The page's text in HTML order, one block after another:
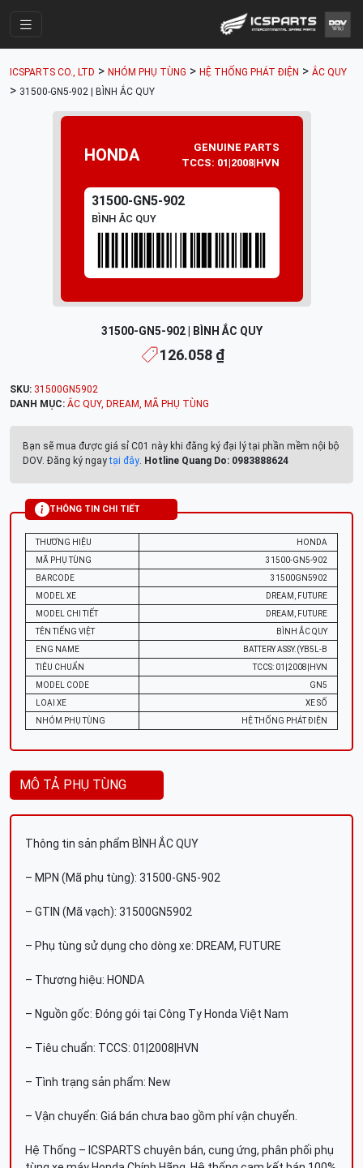
Parts Catalogue
Mã Phụ Tùng
ICSPARTS CO., LTD > NHÓM PHỤ TÙNG > HỆ THỐNG PHÁT ĐIỆN > ẮC QUY
> 31500-GN5-902 | BÌNH ẮC QUY
HONDA
GENUINE PARTS
TCCS: 01|2008|HVN
31500-GN5-902
BÌNH ẮC QUY
31500-GN5-902 | BÌNH ẮC QUY
126.058 ₫
SKU: 31500GN5902
DANH MỤC: ẮC QUY, DREAM, MÃ PHỤ TÙNG
Bạn sẽ mua được giá sỉ C01 này khi đăng ký đại lý tại phần mềm nội bộ
DOV. Đăng ký ngaytại đây. Hotline Quang Do: 0983888624
THÔNG TIN CHI TIẾT
THƯƠNG HIỆU
HONDA
MÃ PHỤ TÙNG
31500-GN5-902
BARCODE
31500GN5902
MODEL XE
DREAM, FUTURE
MODEL CHI TIẾT
DREAM, FUTURE
TÊN TIẾNG VIỆT
BÌNH ẮC QUY
ENG NAME
BATTERY ASSY.(YB5L-B
TIÊU CHUẨN
TCCS: 01|2008|HVN
MODEL CODE
GN5
LOẠI XE
XE SỐ
NHÓM PHỤ TÙNG
HỆ THỐNG PHÁT ĐIỆN
MÔ TẢ PHỤ TÙNG
Thông tin sản phẩm BÌNH ẮC QUY
– MPN (Mã phụ tùng): 31500-GN5-902
– GTIN (Mã vạch): 31500GN5902
– Phụ tùng sử dụng cho dòng xe: DREAM, FUTURE
– Thương hiệu: HONDA
– Nguồn gốc: Đóng gói tại Công Ty Honda Việt Nam
– Tiêu chuẩn: TCCS: 01|2008|HVN
– Tình trạng sản phẩm: New
– Vận chuyển: Giá bán chưa bao gồm phí vận chuyển.
Hệ Thống – ICSPARTS chuyên bán, cung ứng, phân phối phụ